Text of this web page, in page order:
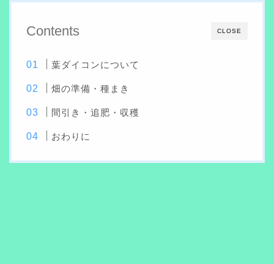
CLOSE
Contents
葉ダイコンについて
畑の準備・種まき
間引き・追肥・収穫
おわりに